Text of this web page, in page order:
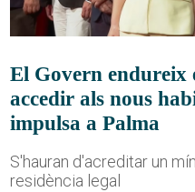
El Govern endureix
accedir als nous
impulsa a Palma
S'hauran d'acreditar un
residència legal